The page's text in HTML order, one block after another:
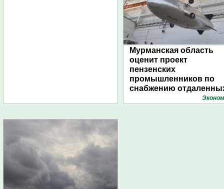
Мурманская область
оценит проект
пензенских
промышленников по
снабжению
поселений с помощью